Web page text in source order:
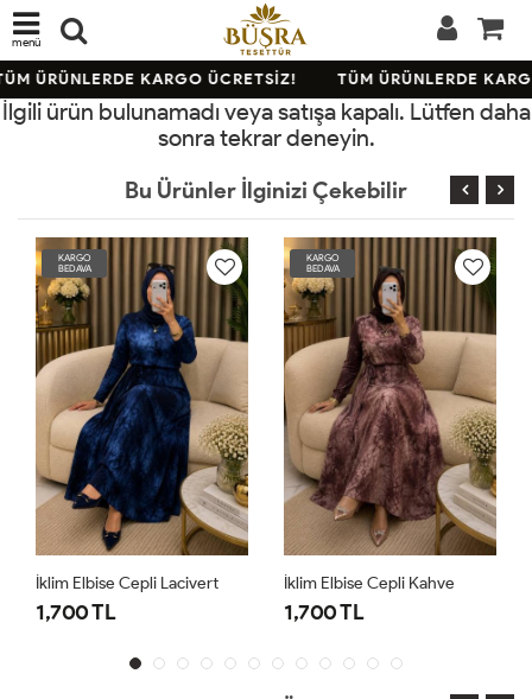
menü
ÜRÜNLERDE KARGO ÜCRETSİZ! TÜM ÜRÜNLERDE
İlgili ürün bulunamadı veya satışa kapalı. Lütfen daha
sonra tekrar deneyin.
Bu Ürünler İlginizi Çekebilir
KARGO
BEDAVA
İklim Elbise Cepli Lacivert
1,700 TL
KARGO
BEDAVA
İklim Elbise Cepli Kahve
1,700 TL